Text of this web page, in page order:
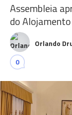
Assembleia
do
Orlando
0